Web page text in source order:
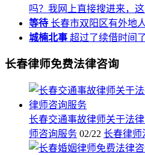
吗？我网上直接搜进来，
等待 长春市双阳区有外地
城楠北事 超过了续借时间
长春律师免费法律咨询
长春交通事故律师关于法
师咨询服务 02/22 长春律师